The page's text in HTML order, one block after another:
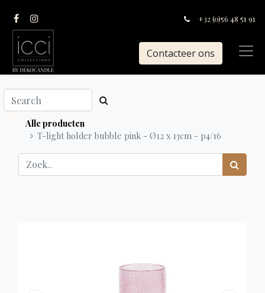
+32 (0)56 48 51 91
Contacteer ons
Alle producten
T-light holder bubble pink - Ø12 x 13cm - p4/16